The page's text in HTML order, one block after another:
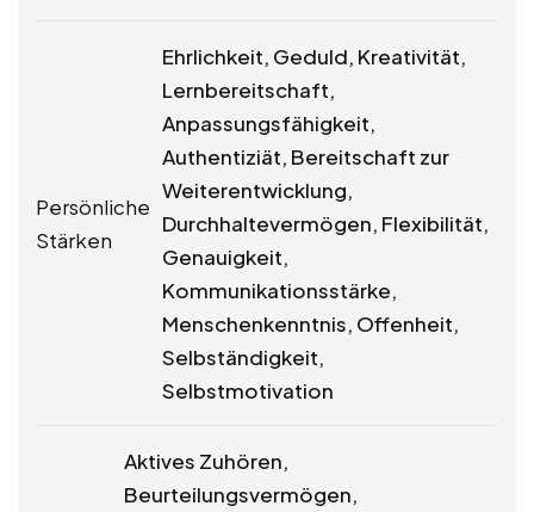
Persönliche
Stärken
Ehrlichkeit, Geduld, Kreativität,
Lernbereitschaft,
Anpassungsfähigkeit,
Authentiziät, Bereitschaft zur
Weiterentwicklung,
Durchhaltevermögen, Flexibilität,
Genauigkeit,
Kommunikationsstärke,
Menschenkenntnis, Offenheit,
Selbständigkeit,
Selbstmotivation
Aktives Zuhören,
Beurteilungsvermögen,